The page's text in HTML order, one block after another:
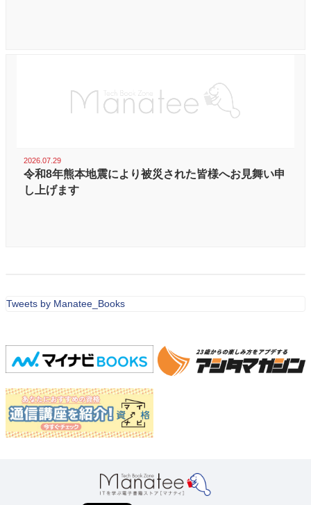
2026.07.29
令和8年熊本地震により被災された皆様へお見舞い申
し上げます
Tweets by Manatee_Books